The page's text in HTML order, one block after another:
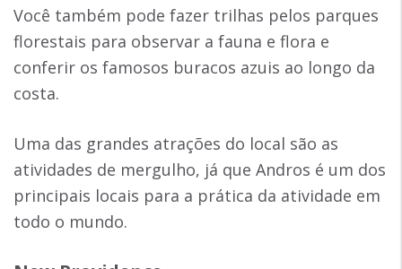
Você também pode fazer trilhas pelos parques
florestais para observar a fauna e flora e
conferir os famosos buracos azuis ao longo da
costa.
Uma das grandes atrações do local são as
atividades de mergulho, já que Andros é um dos
principais locais para a prática da atividade em
todo o mundo.